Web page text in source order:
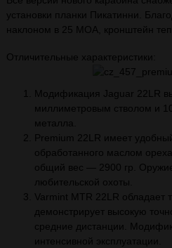
установки планки Пикатинни.
наклоном в 25 МОА, кронштейн
Отличительные характеристики:
Модификация Jaguar 22LR
миллиметровым стволом и
металла.
Premium 22LR имеет
обработанного маслом
общий вес — 2900 гр.
любительской охоты.
Varmint MTR 22LR обладает
демонстрирует высокую
средние дистанции.
интенсивной эксплуатации.